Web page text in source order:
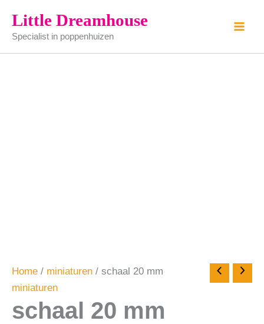
naar
inhoud
Little Dreamhouse
Specialist in poppenhuizen
Home / miniaturen / schaal 20 mm
miniaturen
schaal 20 mm
20
mm
aantal